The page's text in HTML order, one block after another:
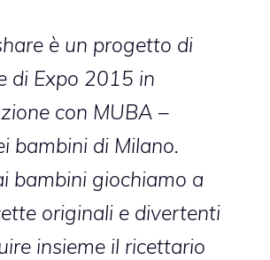
è un progetto di
di Expo 2015 in
con MUBA –
bambini di Milano.
bambini giochiamo a
originali e divertenti
insieme il ricettario